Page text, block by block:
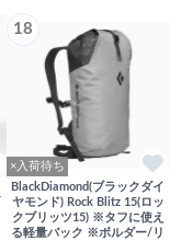
18
×入荷待ち
BlackDiamond(ブラックダイ
ヤモンド) Rock Blitz 15(ロッ
クブリッツ15) ※タフに使え
る軽量バック ※ボルダー/リ